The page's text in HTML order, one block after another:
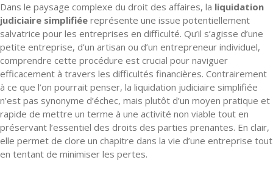
Dans le paysage complexe du droit des affaires, la liquidation
judiciaire simplifiée représente une issue potentiellement
salvatrice pour les entreprises en difficulté. Qu’il s’agisse d’une
petite entreprise, d’un artisan ou d’un entrepreneur individuel,
comprendre cette procédure est crucial pour naviguer
efficacement à travers les difficultés financières. Contrairement
à ce que l’on pourrait penser, la liquidation judiciaire simplifiée
n’est pas synonyme d’échec, mais plutôt d’un moyen pratique et
rapide de mettre un terme à une activité non viable tout en
préservant l’essentiel des droits des parties prenantes. En clair,
elle permet de clore un chapitre dans la vie d’une entreprise tout
en tentant de minimiser les pertes.